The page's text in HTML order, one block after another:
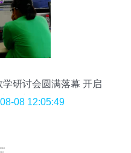
研讨会圆满落幕 开启
篇章
08 12:05:49